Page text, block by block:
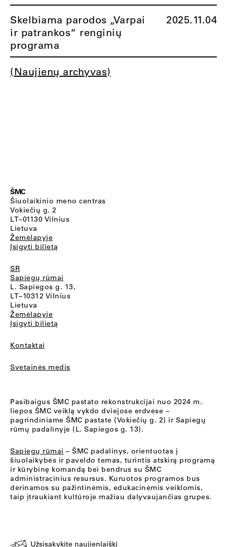
Skelbiama parodos „Varpai
ir patrankos“ renginių
programa
2025.11.04
(Naujienų archyvas)
ŠMC
Šiuolaikinio meno centras
Vokiečių g. 2
LT–01130 Vilnius
Lietuva
Žemėlapyje
Įsigyti bilietą
SR
Sapiegų rūmai
L. Sapiegos g. 13,
LT–10312 Vilnius
Lietuva
Žemėlapyje
Įsigyti bilietą
Kontaktai
Svetainės medis
Pasibaigus ŠMC pastato rekonstrukcijai nuo 2024 m.
liepos ŠMC veiklą vykdo dviejose erdvėse –
pagrindiniame ŠMC pastate (Vokiečių g. 2) ir Sapiegų
rūmų padalinyje (L. Sapiegos g. 13).
Sapiegų rūmai – ŠMC padalinys, orientuotas į
šiuolaikybės ir paveldo temas, turintis atskirą programą
ir kūrybinę komandą bei bendrus su ŠMC
administracinius resursus. Kuruotos programos bus
derinamos su pažintinėmis, edukacinėmis veiklomis,
taip įtraukiant kultūroje mažiau dalyvaujančias grupes.
Užsisakykite naujienlaiškį